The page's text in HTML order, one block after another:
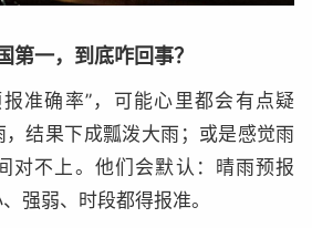
第一，到底咋回事？
准确率”，可能心里都会有点疑
结果下成瓢泼大雨；或是感觉雨
对不上。他们会默认：晴雨预报
强弱、时段都得报准。